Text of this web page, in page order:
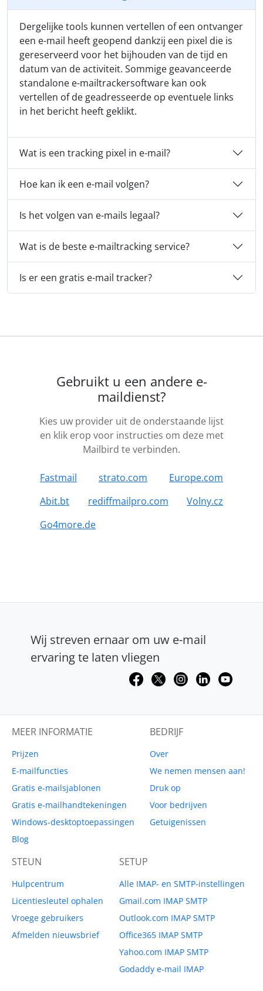
Dergelijke tools kunnen vertellen of een ontvanger
een e-mail heeft geopend dankzij een pixel die is
gereserveerd voor het bijhouden van de tijd en
datum van de activiteit. Sommige geavanceerde
standalone e-mailtrackersoftware kan ook
vertellen of de geadresseerde op eventuele links
in het bericht heeft geklikt.
Wat is een tracking pixel in e-mail?
Hoe kan ik een e-mail volgen?
Is het volgen van e-mails legaal?
Wat is de beste e-mailtracking service?
Is er een gratis e-mail tracker?
Gebruikt u een andere e-
maildienst?
Kies uw provider uit de onderstaande lijst
en klik erop voor instructies om deze met
Mailbird te verbinden.
Fastmail strato.com
Europe.com
Abit.bt
rediffmailpro.com
Volny.cz
Go4more.de
Wij streven ernaar om uw e-mail
ervaring te laten vliegen
MEER INFORMATIE
Prijzen
E-mailfuncties
Gratis e-mailsjablonen
Gratis e-mailhandtekeningen
Windows-desktoptoepassingen
Blog
BEDRIJF
Over
We nemen mensen aan!
Druk op
Voor bedrijven
Getuigenissen
STEUN
Hulpcentrum
Licentiesleutel ophalen
Vroege gebruikers
Afmelden nieuwsbrief
SETUP
Alle IMAP- en SMTP-instellingen
Gmail.com IMAP SMTP
Outlook.com IMAP SMTP
Office365 IMAP SMTP
Yahoo.com IMAP SMTP
Godaddy e-mail IMAP